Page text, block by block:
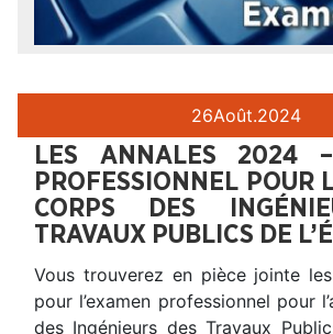
26Août.2024
LES ANNALES 2024
PROFESSIONNEL POUR
CORPS DES
TRAVAUX PUBLICS DE
Vous trouverez en pièce jointe
pour l’examen professionnel pour
des Ingénieurs des Travaux